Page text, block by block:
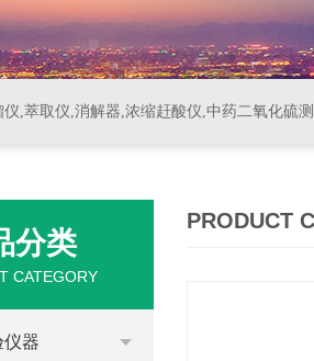
仪,萃取仪,消解器,浓缩赶酸仪,中药二氧化硫
分类
CATEGORY
仪器
PRODUCT